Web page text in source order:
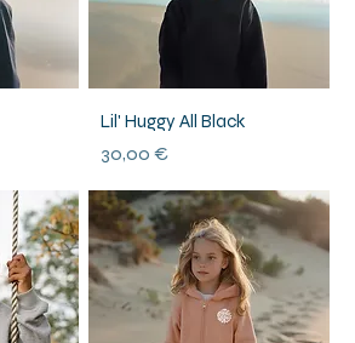
Lil' Huggy All Black
Prix
30,00 €